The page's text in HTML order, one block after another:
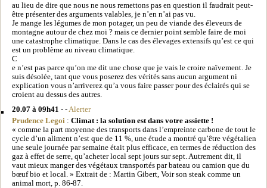
au lieu de dire que nous ne nous remettons pas en question il faudrait peut-
être présenter des arguments valables, je n’en n’ai pas vu.
Je mange les légumes de mon potager, un peu de viande des éleveurs de
montagne autour de chez moi ? mais ce dernier point semble faire de moi
une catastrophe climatique. Dans le cas des élevages extensifs qu’est ce qui
est un problème au niveau climatique.
C
e n’est pas parce qu’on me dit une chose que je vais le croire naïvement. Je
suis désolée, tant que vous poserez des vérités sans aucun argument ni
explication vous n’arriverez qu’a vous faire passer pour des éclairés qui se
croient au dessus des autres.
20.07 à 09h41 - - Alerter
Prudence Legoi : Climat : la solution est dans votre assiette !
« comme la part moyenne des transports dans l’empreinte carbone de tout le
cycle d’un aliment n’est que de 11 %, une étude a montré qu’être végétalien
une seule journée par semaine était plus efficace, en termes de réduction des
gaz à effet de serre, qu’acheter local sept jours sur sept. Autrement dit, il
vaut mieux manger des végétaux transportés par bateau ou camion que du
bœuf bio et local. » Extrait de : Martin Gibert, Voir son steak comme un
animal mort, p. 86-87.